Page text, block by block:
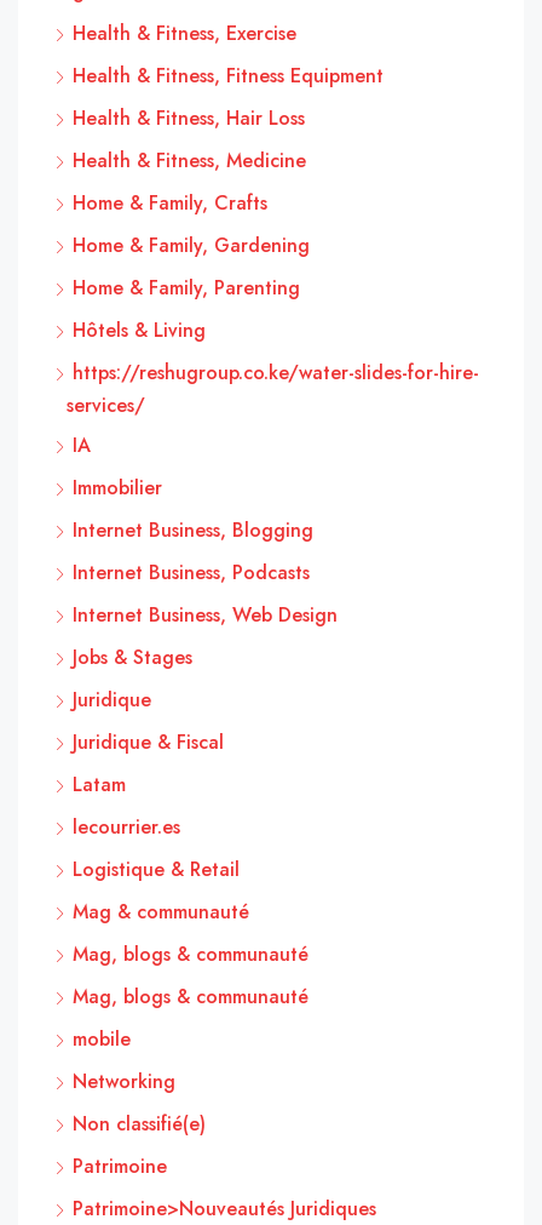
Health & Fitness, Exercise
Health & Fitness, Fitness Equipment
Health & Fitness, Hair Loss
Health & Fitness, Medicine
Home & Family, Crafts
Home & Family, Gardening
Home & Family, Parenting
Hôtels & Living
https://reshugroup.co.ke/water-slides-for-hire-
services/
IA
Immobilier
Internet Business, Blogging
Internet Business, Podcasts
Internet Business, Web Design
Jobs & Stages
Juridique
Juridique & Fiscal
Latam
lecourrier.es
Logistique & Retail
Mag & communauté
Mag, blogs & communauté
Mag, blogs & communauté
mobile
Networking
Non classifié(e)
Patrimoine
Patrimoine>Nouveautés Juridiques